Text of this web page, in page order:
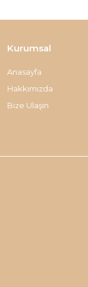
Kurumsal
Anasayfa
Hakkımızda
Bize Ulaşın